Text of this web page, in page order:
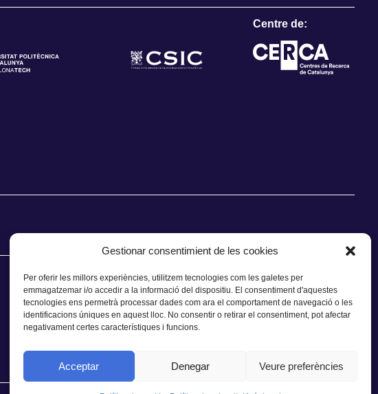
Gestionar consentimient de les cookies
Per oferir les millors experiències, utilitzem tecnologies com les galetes per
emmagatzemar i/o accedir a la informació del dispositiu. El consentiment d'aquestes
tecnologies ens permetrà processar dades com ara el comportament de navegació o les
identificacions úniques en aquest lloc. No consentir o retirar el consentiment, pot afectar
negativament certes característiques i funcions.
Acceptar Denegar Veure preferències
Centre de:
CONTACTE